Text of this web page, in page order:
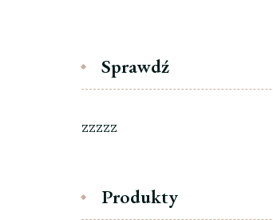
Sprawdź
zzzzz
Produkty